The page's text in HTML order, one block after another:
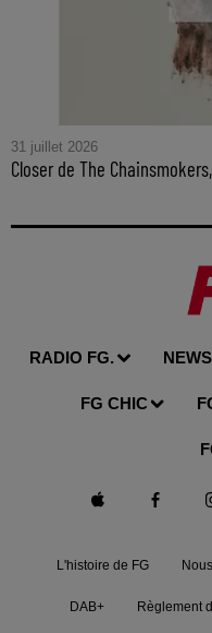
31 juillet 2026
Closer de The
RADIO FG. NEWS
FG CHIC
L'histoire de FG
DAB+ Règlement